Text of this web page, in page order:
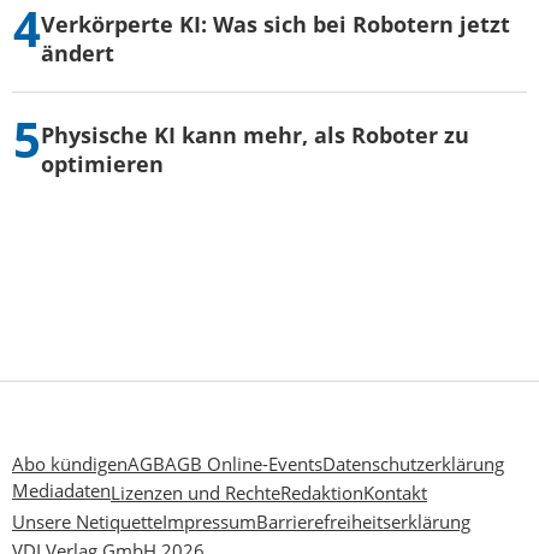
Verkörperte KI: Was sich bei Robotern jetzt
ändert
Physische KI kann mehr, als Roboter zu
optimieren
Abo kündigenAGBAGB Online-EventsDatenschutzerklärung
MediadatenLizenzen und RechteRedaktionKontakt
Unsere NetiquetteImpressumBarrierefreiheitserklärung